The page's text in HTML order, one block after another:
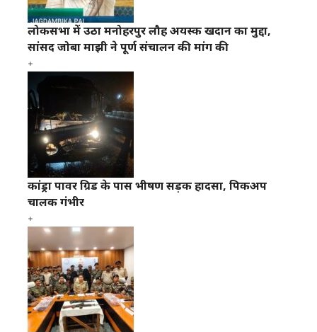
लोकसभा में उठा मनोहरपुर लौह अयस्क खदान का मुद्दा,
सांसद जोबा माझी ने पूर्ण संचालन की मांग की
कांड्रा पावर ग्रिड के पास भीषण सड़क हादसा, पिकअप
चालक गंभीर